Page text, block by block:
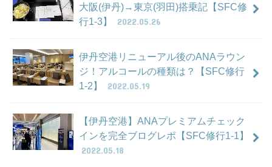
大阪(伊丹)→東京(羽田)搭乗記【SFC修
行1-3】
2022.05.26
伊丹空港リニューアル後のANAラウン
ジ！アルコールの種類は？【SFC修行
1-2】
2022.05.19
【伊丹空港】ANAプレミアムチェック
インを完全ブログレポ【SFC修行1-1】
2022.05.18